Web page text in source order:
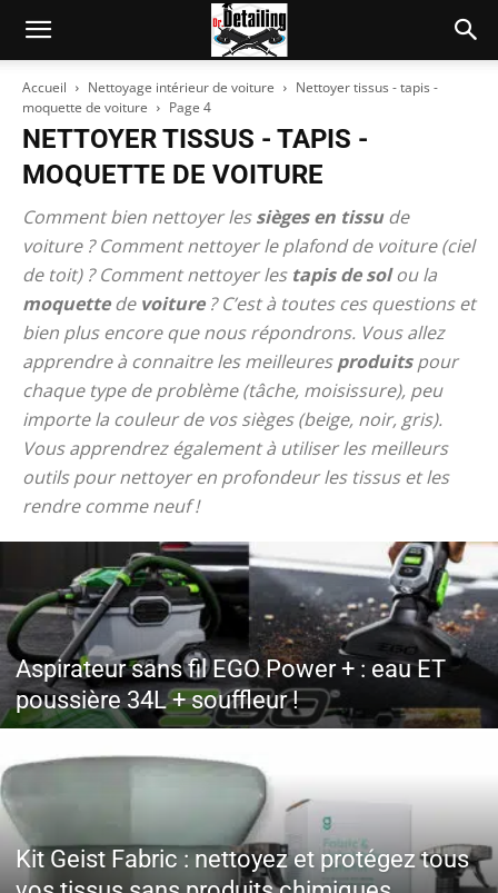
Accueil Nettoyage intérieur de voiture
Nettoyer tissus - tapis -
moquette de voiture
Page 4
NETTOYER TISSUS - TAPIS -
MOQUETTE DE VOITURE
Comment bien nettoyer lessièges en tissude
voiture ? Comment nettoyer le plafond de voiture (ciel
de toit) ? Comment nettoyer les tapis de solou la
moquettede voiture ? C’est à toutes ces questions et
bien plus encore que nous répondrons. Vous allez
apprendre à connaitre les meilleuresproduitspour
chaque type de problème (tâche, moisissure), peu
importe la couleur de vos sièges (beige, noir, gris).
Vous apprendrez également à utiliser les meilleurs
outils pour nettoyer en profondeur les tissus et les
rendre comme neuf !
Aspirateur sans fil EGO Power + : eau ET
poussière 34L + souffleur !
Kit Geist Fabric : nettoyez et protégez tous